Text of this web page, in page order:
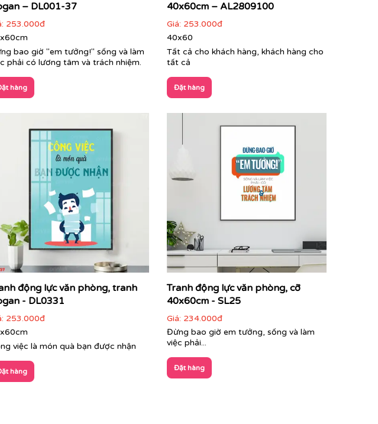
Printek sản xuất
Printek giúp định hình không gian làm việc chuyên nghiệp, tạo ấn
sự thư giãn cho nhân viên sau những giờ làm việc căng thẳng.
– DL001-37
253.000đ
bao giờ "em tưởng!" sống và làm
phải có lương tâm và trách nhiệm.
hàng
40x60cm – AL2809100
Giá: 253.000đ
40x60
Tất cả cho khách hàng, khách hàng cho
tất cả
Đặt hàng
động lực văn phòng, tranh
- DL0331
253.000đ
việc là món quà bạn được nhận
hàng
Tranh động lực văn phòng, cỡ
40x60cm - SL25
Giá: 234.000đ
Đừng bao giờ em tưởng, sống và làm
việc phải...
Đặt hàng